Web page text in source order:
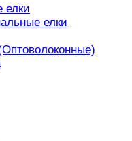
елки
елки